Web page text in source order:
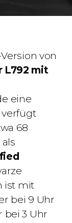
von
L792 mit
eine
verfügt
68
ist mit
bei 9 Uhr
bei 3 Uhr